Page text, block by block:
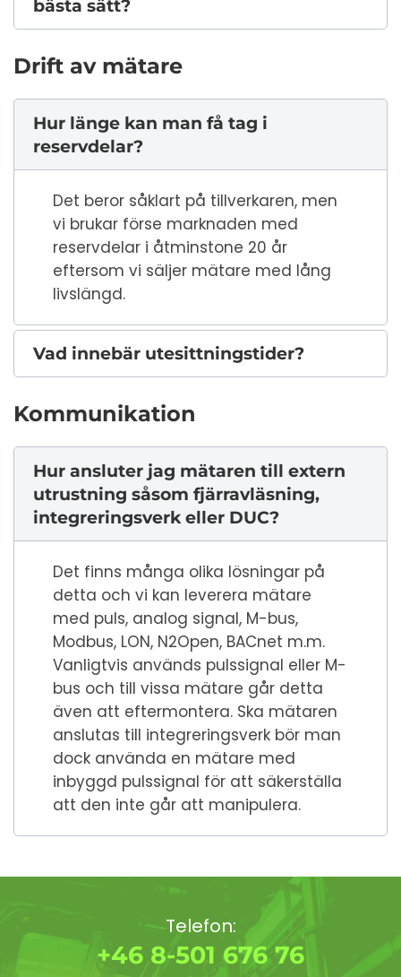
bästa sätt?
Drift av mätare
Hur länge kan man få tag i
reservdelar?
Det beror såklart på tillverkaren, men
vi brukar förse marknaden med
reservdelar i åtminstone 20 år
eftersom vi säljer mätare med lång
livslängd.
Vad innebär utesittningstider?
Kommunikation
Hur ansluter jag mätaren till extern
utrustning såsom fjärravläsning,
integreringsverk eller DUC?
Det finns många olika lösningar på
detta och vi kan leverera mätare
med puls, analog signal, M-bus,
Modbus, LON, N2Open, BACnet m.m.
Vanligtvis används pulssignal eller M-
bus och till vissa mätare går detta
även att eftermontera. Ska mätaren
anslutas till integreringsverk bör man
dock använda en mätare med
inbyggd pulssignal för att säkerställa
att den inte går att manipulera.
Telefon:
+46 8-501 676 76